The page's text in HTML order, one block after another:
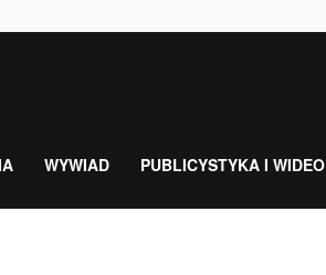
WYWIAD PUBLICYSTYKA I WIDEO